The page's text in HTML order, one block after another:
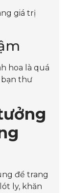
giá trị
hoa là quá
thư
để trang
ly, khăn